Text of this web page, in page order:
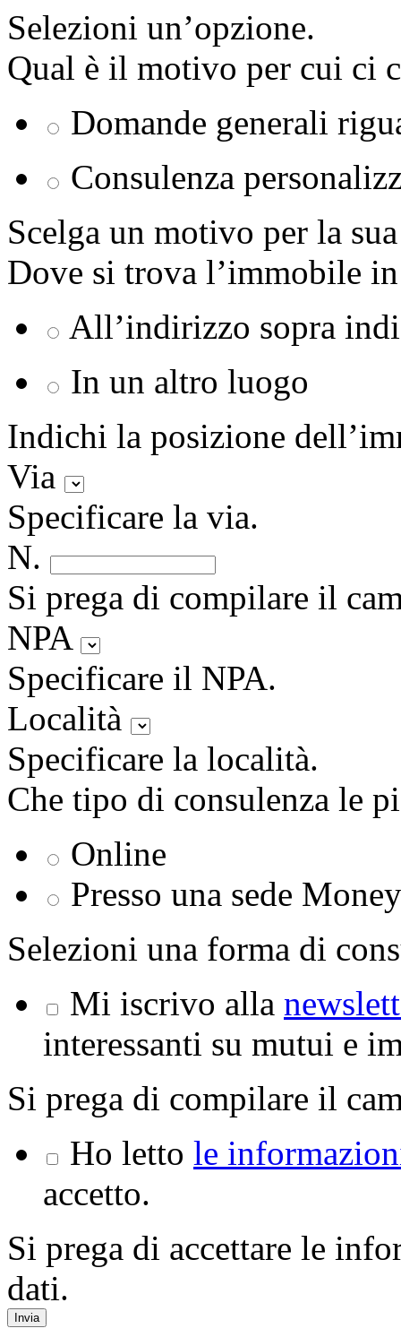
Selezioni un’opzione.
Qual è il motivo per cui ci
Domande generali
Consulenza
Scelga un motivo per la
Dove si trova l’immobile
All’indirizzo sopra
In un altro luogo
Indichi la posizione
Via
Specificare la via.
N.
Si prega di compilare il
NPA
Specificare il NPA.
Località
Specificare la località.
Che tipo di consulenza le
Online
Presso una sede
Selezioni una forma di
Mi iscrivo alla
interessanti su mutui e
Si prega di compilare il
Ho letto le
accetto.
Si prega di accettare le
dati.
Invia